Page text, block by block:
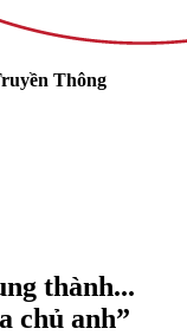
Thông
thành...
chủ anh”